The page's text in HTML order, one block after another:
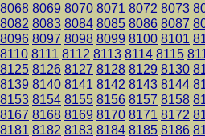
8068 8069 8070 8071 8072 8073
8082 8083 8084 8085 8086 8087
8096 8097 8098 8099 8100 8101
8110 8111 8112 8113 8114 8115
8125 8126 8127 8128 8129 8130
8139 8140 8141 8142 8143 8144
8153 8154 8155 8156 8157 8158
8167 8168 8169 8170 8171 8172
8181 8182 8183 8184 8185 8186